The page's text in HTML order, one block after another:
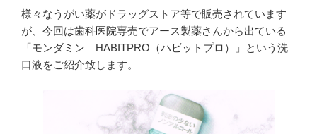
様々なうがい薬がドラッグストア等で販売されています
が、今回は歯科医院専売でアース製薬さんから出ている
「モンダミン HABITPRO（ハビットプロ）」という洗
口液をご紹介致します。